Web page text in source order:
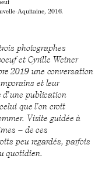
Aquitaine, 2016.
photographes
et Cyrille Weiner
2019 une conversation
et leur
d’une publication
que l’on croit
Visite guidée à
– de ces
peu regardés, parfois
quotidien.